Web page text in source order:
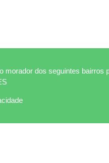
morador dos seguintes